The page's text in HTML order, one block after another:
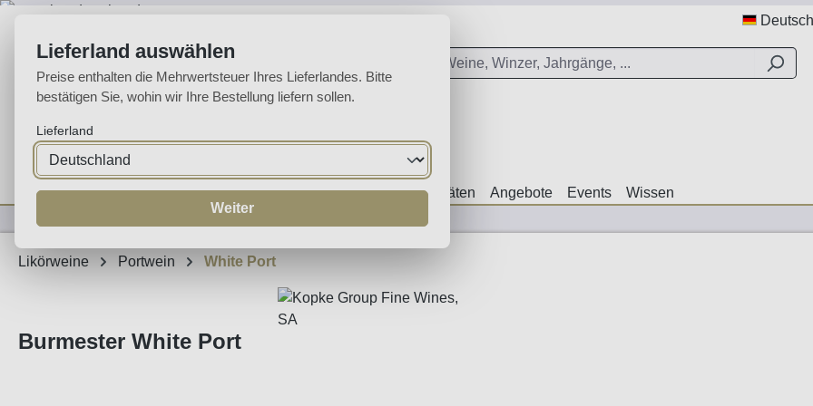
Deutsch
Home Weine Likörweine Espumante Aguardente Spezialitäten Angebote Events Wissen
Likörweine Portwein White Port
Burmester White Port
Lieferland auswählen
Preise enthalten die Mehrwertsteuer Ihres Lieferlandes. Bitte
bestätigen Sie, wohin wir Ihre Bestellung liefern sollen.
Lieferland
Weiter